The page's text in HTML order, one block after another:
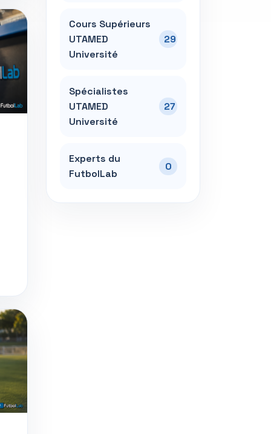
Cours Supérieurs
UTAMED
Université
29
Spécialistes
UTAMED
Université
27
Experts du
FutbolLab
0